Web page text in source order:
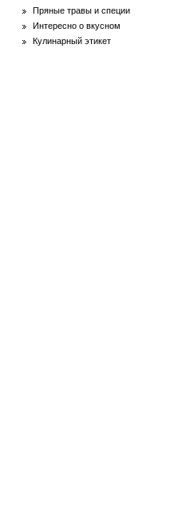
Пряные травы и специи
Интересно о вкусном
Кулинарный этикет